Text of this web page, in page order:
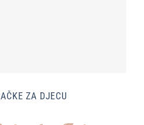
ZA DJECU